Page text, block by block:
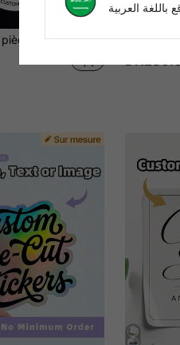
1/20/60/120 pièces Étiquettes personnalisées - Autocollants personnalisés, code QR, autocollants ronds avec n'importe quel design, image, logo, texte, autocollants en matériau PVC imperméables, autocollants d'étiquette de remerciement personnalisés, cadeau idéal unique, convient pour elle, ses amis, son fils, sa fille, autocollants de Noël, autocollants de la fête de l'indépendance, autocollants de Thanksgiving, autocollants holographiques, autocollants de mariage, autocollants d'entreprise, événements artistiques
باللغة العربية